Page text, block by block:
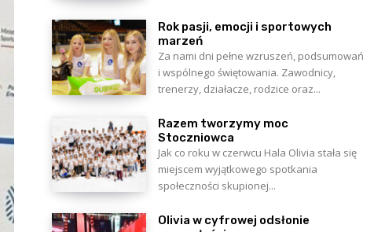
Rok pasji, emocji i sportowych
marzeń
Za nami dni pełne wzruszeń, podsumowań
i wspólnego świętowania. Zawodnicy,
trenerzy, działacze, rodzice oraz...
Razem tworzymy moc
Stoczniowca
Jak co roku w czerwcu Hala Olivia stała się
miejscem wyjątkowego spotkania
społeczności skupionej...
Olivia w cyfrowej odsłonie